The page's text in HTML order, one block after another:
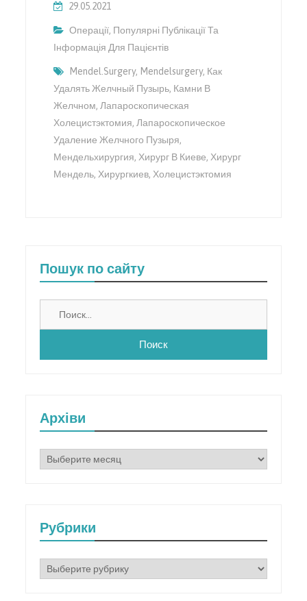
29.05.2021
Операції, Популярні Публікації Та
Інформація Для Пацієнтів
Mendel.surgery, Mendelsurgery, Как
Удалять Желчный Пузырь, Камни В
Желчном,Лапароскопическая
Холецистэктомия,Лапароскопическое
Удаление Желчного Пузыря,
Мендельхирургия,Хирург В Киеве,Хирург
Мендель,Хирургкиев,Холецистэктомия
Пошук по сайту
Архіви
Архіви
Рубрики
Рубрики